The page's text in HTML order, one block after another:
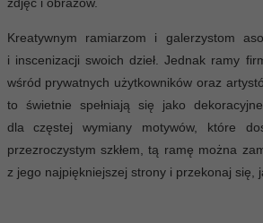
Kreatywnym ramiarzom i galerzystom
i inscenizacji swoich dzieł. Jednak ramy
wśród prywatnych użytkowników oraz
to świetnie spełniają się jako
dla częstej wymiany motywów, które
przezroczystym szkłem, tą ramę można
z jego najpiękniejszej strony i przekonaj się,